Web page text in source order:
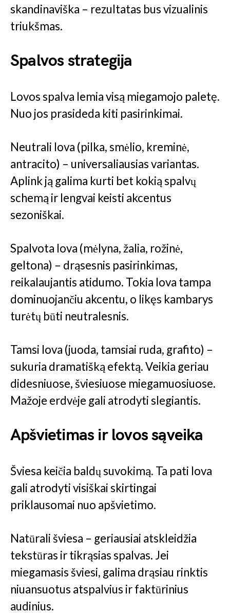
skandinaviška – rezultatas bus vizualinis
triukšmas.
Spalvos strategija
Lovos spalva lemia visą miegamojo paletę.
Nuo jos prasideda kiti pasirinkimai.
Neutrali lova (pilka, smėlio, kreminė,
antracito) – universaliausias variantas.
Aplink ją galima kurti bet kokią spalvų
schemą ir lengvai keisti akcentus
sezoniškai.
Spalvota lova (mėlyna, žalia, rožinė,
geltona) – drąsesnis pasirinkimas,
reikalaujantis atidumo. Tokia lova tampa
dominuojančiu akcentu, o likęs kambarys
turėtų būti neutralesnis.
Tamsi lova (juoda, tamsiai ruda, grafito) –
sukuria dramatišką efektą. Veikia geriau
didesniuose, šviesiuose miegamuosiuose.
Mažoje erdvėje gali atrodyti slegiantis.
Apšvietimas ir lovos sąveika
Šviesa keičia baldų suvokimą. Ta pati lova
gali atrodyti visiškai skirtingai
priklausomai nuo apšvietimo.
Natūrali šviesa – geriausiai atskleidžia
tekstūras ir tikrąsias spalvas. Jei
miegamasis šviesi, galima drąsiau rinktis
niuansuotus atspalvius ir faktūrinius
audinius.